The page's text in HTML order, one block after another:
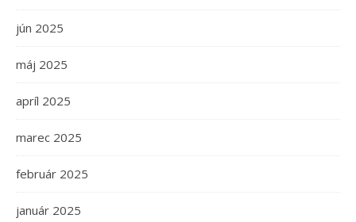
jún 2025
máj 2025
apríl 2025
marec 2025
február 2025
január 2025